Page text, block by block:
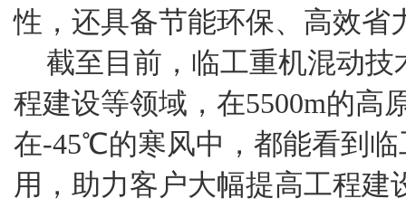
性，还具备节能环保、高效省
截至目前，临工重机混动
程建设等领域，在5500m的高
在-45℃的寒风中，都能看到
用，助力客户大幅提高工程建